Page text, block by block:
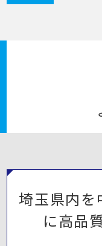
埼玉県内を
に高品